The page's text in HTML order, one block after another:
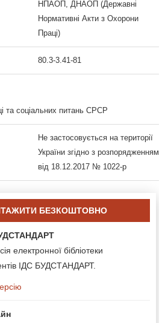
НПАОП, ДНАОП (Державні
Нормативні Акти з Охорони
Праці)
80.3-3.41-81
та соціальних питань СРСР
Не застосовується на території
України згідно з розпорядженням
від 18.12.2017 № 1022-р
БЕЗКОШТОВНО
електронної бібліотеки
ІДС БУДСТАНДАРТ.